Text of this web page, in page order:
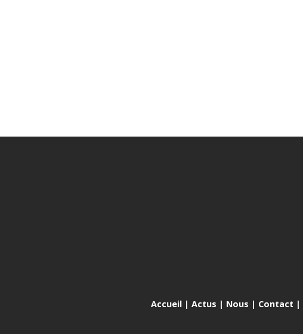
Accueil | Actus | Nous | Contact |